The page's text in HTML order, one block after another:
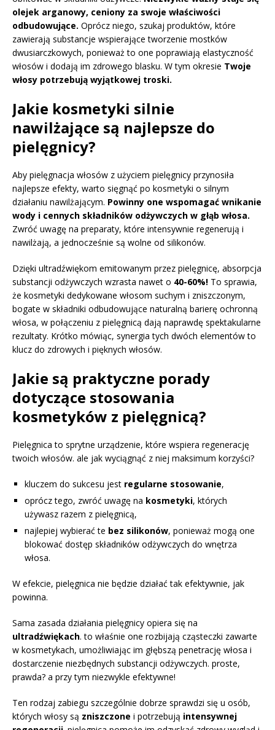
olejek arganowy, ceniony za swoje właściwości
odbudowujące. Oprócz niego, szukaj produktów, które
zawierają substancje wspierające tworzenie mostków
dwusiarczkowych, ponieważ to one poprawiają elastyczność
włosów i dodają im zdrowego blasku. W tym okresie Twoje
włosy potrzebują wyjątkowej troski.
Jakie kosmetyki silnie
nawilżające są najlepsze do
pielęgnicy?
Aby pielęgnacja włosów z użyciem pielęgnicy przynosiła
najlepsze efekty, warto sięgnąć po kosmetyki o silnym
działaniu nawilżającym. Powinny one wspomagać wnikanie
wody i cennych składników odżywczych w głąb włosa.
Zwróć uwagę na preparaty, które intensywnie regenerują i
nawilżają, a jednocześnie są wolne od silikonów.
Dzięki ultradźwiękom emitowanym przez pielęgnicę, absorpcja
substancji odżywczych wzrasta nawet o 40-60%! To sprawia,
że kosmetyki dedykowane włosom suchym i zniszczonym,
bogate w składniki odbudowujące naturalną barierę ochronną
włosa, w połączeniu z pielęgnicą dają naprawdę spektakularne
rezultaty. Krótko mówiąc, synergia tych dwóch elementów to
klucz do zdrowych i pięknych włosów.
Jakie są praktyczne porady
dotyczące stosowania
kosmetyków z pielęgnicą?
Pielęgnica to sprytne urządzenie, które wspiera regenerację
twoich włosów. ale jak wyciągnąć z niej maksimum korzyści?
kluczem do sukcesu jest regularne stosowanie,
oprócz tego, zwróć uwagę na kosmetyki, których
używasz razem z pielęgnicą,
najlepiej wybierać te bez silikonów, ponieważ mogą one
blokować dostęp składników odżywczych do wnętrza
włosa.
W efekcie, pielęgnica nie będzie działać tak efektywnie, jak
powinna.
Sama zasada działania pielęgnicy opiera się na
ultradźwiękach. to właśnie one rozbijają cząsteczki zawarte
w kosmetykach, umożliwiając im głębszą penetrację włosa i
dostarczenie niezbędnych substancji odżywczych. proste,
prawda? a przy tym niezwykle efektywne!
Ten rodzaj zabiegu szczególnie dobrze sprawdzi się u osób,
których włosy są zniszczone i potrzebują intensywnej